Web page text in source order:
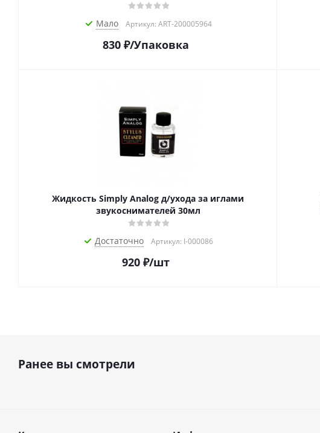
Мало Артикул: ART-200005964
830 ₽/Упаковка
Жидкость Simply Analog д/ухода за иглами
звукоснимателей 30мл
Достаточно Артикул: I-000086
920 ₽/шт
Ранее вы смотрели